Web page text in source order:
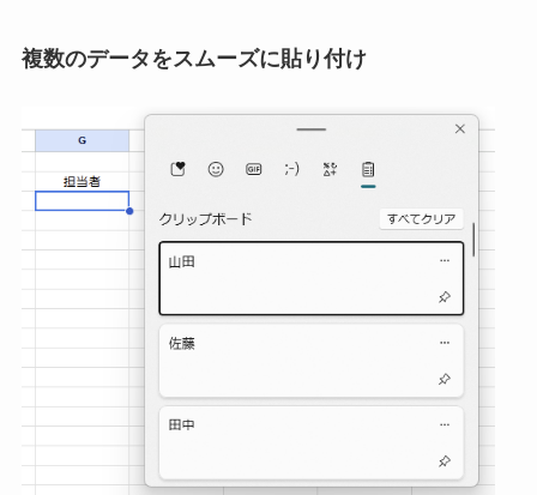
複数のデータをスムーズに貼り付け